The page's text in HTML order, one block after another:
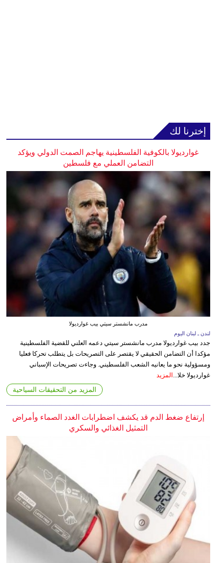
إخترنا لك
غوارديولا بالكوفية الفلسطينية يهاجم الصمت الدولي ويؤكد
التضامن العملي مع فلسطين
مدرب مانشستر سيتي بيب غوارديولا
لندن ـ لبنان اليوم
جدد بيب غوارديولا مدرب مانشستر سيتي دعمه العلني للقضية الفلسطينية
مؤكدا أن التضامن الحقيقي لا يقتصر على التصريحات بل يتطلب تحركا فعليا
ومسؤولية نحو ما يعانيه الشعب الفلسطيني. وجاءت تصريحات الإسباني
غوارديولا خلا...
المزيد
المزيد من التحقيقات السياحية
إرتفاع ضغط الدم قد يكشف اضطرابات الغدد الصماء وأمراض
التمثيل الغذائي والسكري